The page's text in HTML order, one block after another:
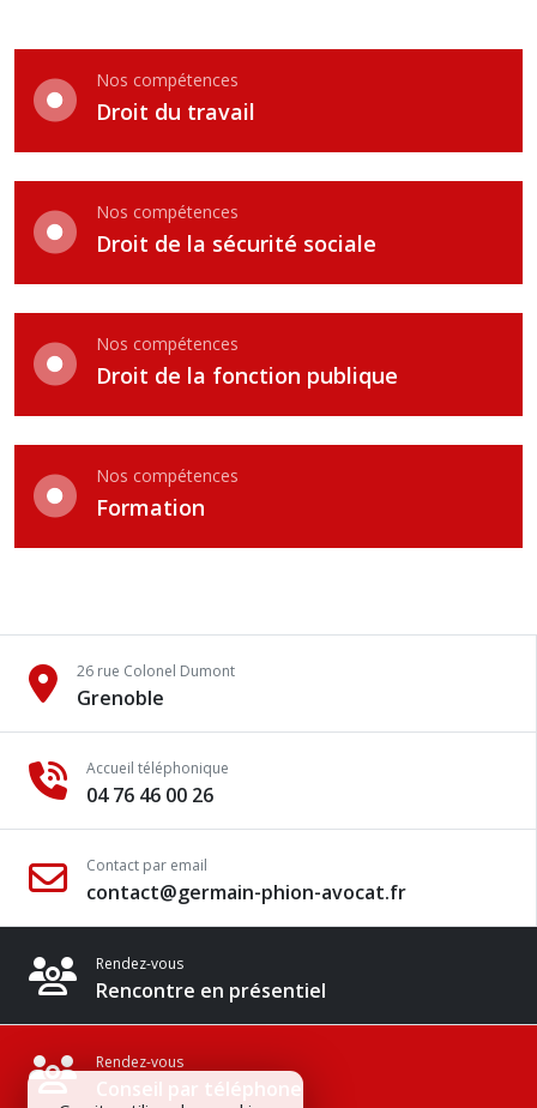
Nos compétences
Droit du travail
Nos compétences
Droit de la sécurité sociale
Nos compétences
Droit de la fonction publique
Nos compétences
Formation
26 rue Colonel Dumont
Grenoble
Accueil téléphonique
04 76 46 00 26
Contact par email
contact@germain-phion-avocat.fr
Rendez-vous
Rencontre en présentiel
Rendez-vous
Conseil par téléphone